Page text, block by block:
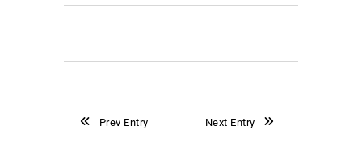
Prev Entry Next Entry